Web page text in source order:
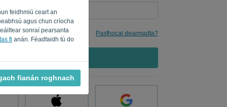
feidhmiú ceart an
agus chun críocha
sonraí pearsanta
fi anán. Féadfaidh tú do
fianán roghnach
dom Pasfhocal dearmadta?